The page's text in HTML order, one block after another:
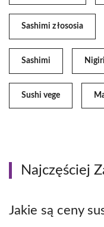
Sashimi z łososia
Sashimi
Sushi vege
Najczęściej
Jakie są ceny